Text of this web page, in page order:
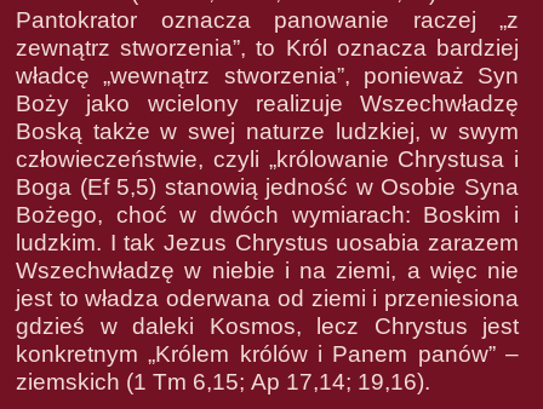
Pantokrator oznacza panowanie raczej „z
zewnątrz stworzenia”, to Król oznacza bardziej
władcę „wewnątrz stworzenia”, ponieważ Syn
Boży jako wcielony realizuje Wszechwładzę
Boską także w swej naturze ludzkiej, w swym
człowieczeństwie, czyli „królowanie Chrystusa i
Boga (Ef 5,5) stanowią jedność w Osobie Syna
Bożego, choć w dwóch wymiarach: Boskim i
ludzkim. I tak Jezus Chrystus uosabia zarazem
Wszechwładzę w niebie i na ziemi, a więc nie
jest to władza oderwana od ziemi i przeniesiona
gdzieś w daleki Kosmos, lecz Chrystus jest
konkretnym „Królem królów i Panem panów” –
ziemskich (1 Tm 6,15; Ap 17,14; 19,16).